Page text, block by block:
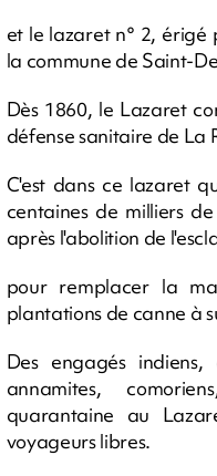
et le lazaret n° 2, érigé
la commune de Saint-
Dès 1860, le Lazaret
défense sanitaire de La
C'est dans ce lazaret
centaines de milliers
après l'abolition de
pour remplacer la
plantations de canne à
Des engagés indiens,
annamites,
quarantaine au
voyageurs libres.